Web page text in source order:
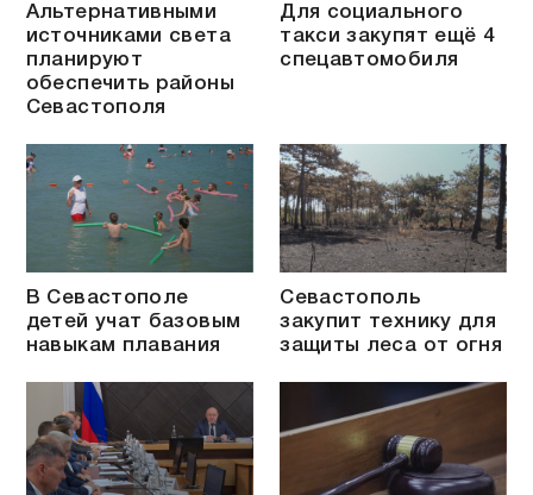
Альтернативными
источниками света
планируют
обеспечить районы
Севастополя
Для социального
такси закупят ещё 4
спецавтомобиля
В Севастополе
детей учат базовым
навыкам плавания
Севастополь
закупит технику для
защиты леса от огня